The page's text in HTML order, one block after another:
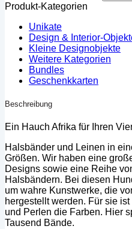
Produkt-Kategorien
Unikate
Design & Interior-
Kleine Designobjekte
Weitere Kategorien
Bundles
Geschenkkarten
Beschreibung
Ein Hauch Afrika für Ihren
Halsbänder und Leinen in
Größen. Wir haben eine
Designs sowie eine Reihe
Halsbändern. Bei diesen
um wahre Kunstwerke, die
hergestellt werden. Für sie
und Perlen die Farben. Hier
Tausend Bände.